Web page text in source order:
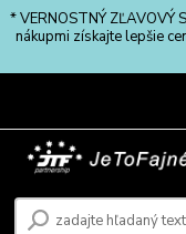
* VERNOSTNÝ ZĽAVOVÝ
nákupmi získajte lepšie